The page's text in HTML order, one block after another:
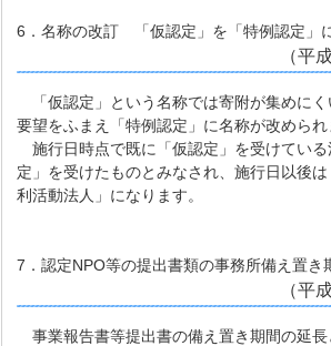
6．名称の改訂 「仮認定」を「特例認定」
（平
「仮認定」という名称では寄附が集めに
要望をふまえ「特例認定」に名称が改められ
施行日時点で既に「仮認定」を受けてい
定」を受けたものとみなされ、施行日以後
利活動法人」になります。
7．認定NPO等の提出書類の事務所備え置き
（平
事業報告書等提出書の備え置き期間の延